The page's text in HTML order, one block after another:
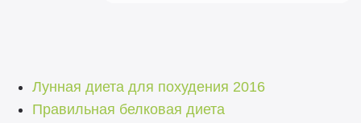
Лунная диета для похудения 2016
Правильная белковая диета